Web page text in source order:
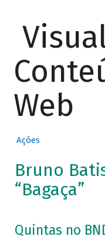
Web
Ações
Bruno
“Bagaça”
Quintas no